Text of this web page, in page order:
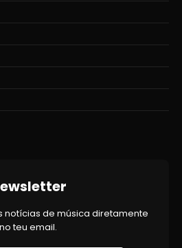
notícias de música diretamente
no teu email.